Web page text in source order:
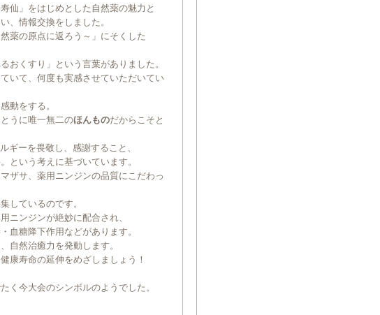
仙」をはじめとした自然薬の魅力と
、情報交換をしました。
薬の原点に返ろう～」にそくした
おくすり」という言葉がありました。
いて、何度も実感させていただいてい
動をする。
うに唯一無二のほんものだからこそと
ーを畏敬し、感謝すること、
という考えに基づいています。
ザサ、薬用ニンジンの品質にこだわっ
しているのです。
ニンジンが絶妙に配合され、
血糖降下作用などがあります。
自然治癒力を発動します。
康寿命の延伸をめざしましょう！
く今大会のシンボルのようでした。